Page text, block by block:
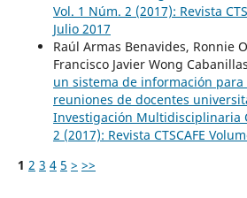
Vol. 1 Núm. 2 (2017): Revista
Julio 2017
Raúl Armas Benavides, Ronnie
Francisco Javier Wong
un sistema de información
reuniones de docentes
Investigación Multidisciplinaria
2 (2017): Revista CTSCAFE
1 2 3 4 5 > >>